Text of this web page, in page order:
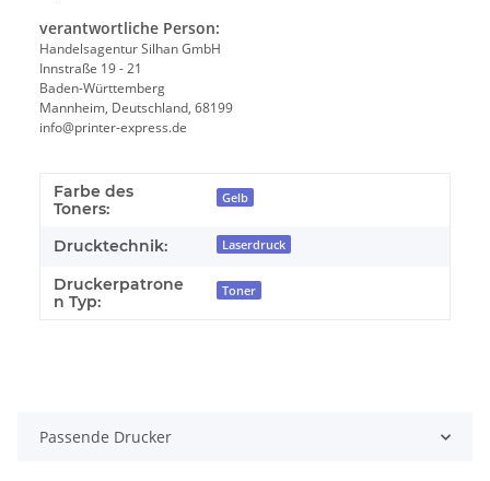
verantwortliche Person:
Handelsagentur Silhan GmbH
Innstraße 19 - 21
Baden-Württemberg
Mannheim, Deutschland, 68199
info@printer-express.de
Farbe des
Toners:
Gelb
Drucktechnik: Laserdruck
Druckerpatrone
n Typ:
Toner
Passende Drucker